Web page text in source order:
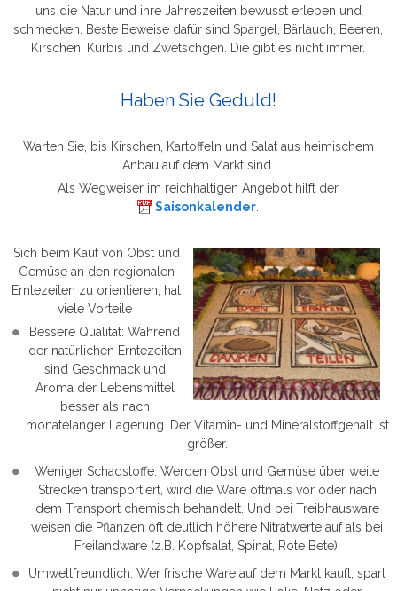
uns die Natur und ihre Jahreszeiten bewusst erleben und
schmecken. Beste Beweise dafür sind Spargel, Bärlauch, Beeren,
Kirschen, Kürbis und Zwetschgen. Die gibt es nicht immer.
Haben Sie Geduld!
Warten Sie, bis Kirschen, Kartoffeln und Salat aus heimischem
Anbau auf dem Markt sind.
Als Wegweiser im reichhaltigen Angebot hilft der
Saisonkalender
Sich beim Kauf von Obst und
Gemüse an den regionalen
Erntezeiten zu orientieren, hat
viele Vorteile
Bessere Qualität: Während
der natürlichen Erntezeiten
sind Geschmack und
Aroma der Lebensmittel
besser als nach
monatelanger Lagerung. Der Vitamin- und Mineralstoffgehalt ist
größer.
Weniger Schadstoffe: Werden Obst und Gemüse über weite
Strecken transportiert, wird die Ware oftmals vor oder nach
dem Transport chemisch behandelt. Und bei Treibhausware
weisen die Pflanzen oft deutlich höhere Nitratwerte auf als bei
Freilandware (z.B. Kopfsalat, Spinat, Rote Bete).
Umweltfreundlich: Wer frische Ware auf dem Markt kauft, spart